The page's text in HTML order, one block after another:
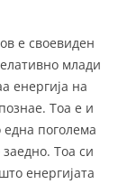
е своевиден
млади
енергија на
Тоа е и
една поголема
Тоа си
енергијата